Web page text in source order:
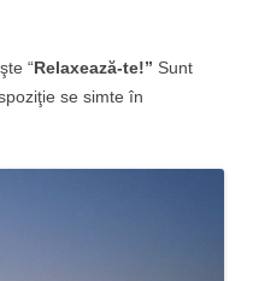
“Relaxează-te!” Sunt
se simte în